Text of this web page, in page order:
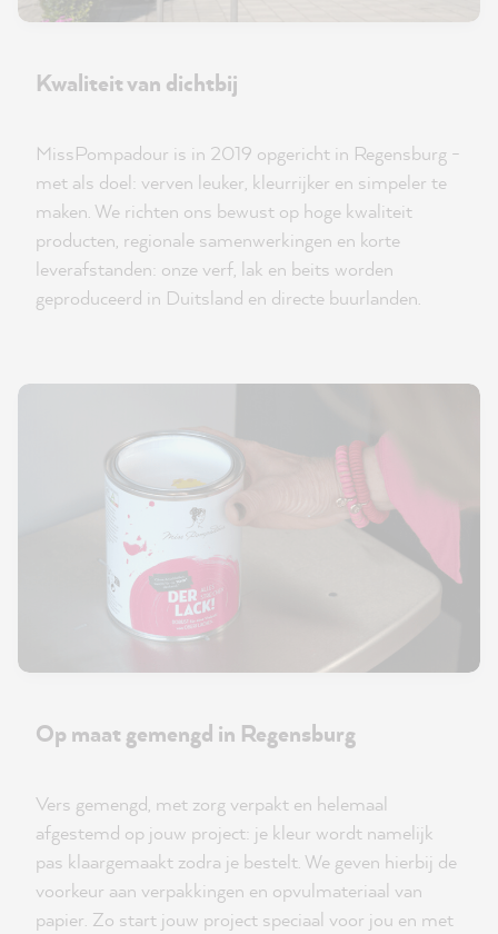
Kwaliteit van dichtbij
MissPompadour is in 2019 opgericht in Regensburg -
met als doel: verven leuker, kleurrijker en simpeler te
maken. We richten ons bewust op hoge kwaliteit
producten, regionale samenwerkingen en korte
leverafstanden: onze verf, lak en beits worden
geproduceerd in Duitsland en directe buurlanden.
Op maat gemengd in Regensburg
Vers gemengd, met zorg verpakt en helemaal
afgestemd op jouw project: je kleur wordt namelijk
pas klaargemaakt zodra je bestelt. We geven hierbij de
voorkeur aan verpakkingen en opvulmateriaal van
papier. Zo start jouw project speciaal voor jou en met